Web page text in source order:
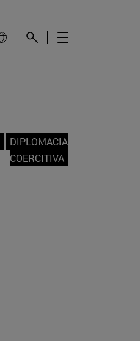
DIPLOMACIA
COERCITIVA